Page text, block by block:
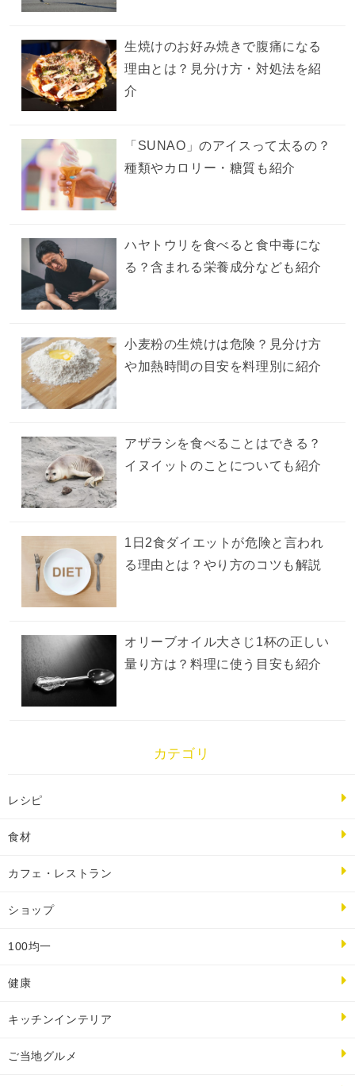
生焼けのお好み焼きで腹痛になる
理由とは？見分け方・対処法を紹
介
「SUNAO」のアイスって太るの？
種類やカロリー・糖質も紹介
ハヤトウリを食べると食中毒にな
る？含まれる栄養成分なども紹介
小麦粉の生焼けは危険？見分け方
や加熱時間の目安を料理別に紹介
アザラシを食べることはできる？
イヌイットのことについても紹介
1日2食ダイエットが危険と言われ
る理由とは？やり方のコツも解説
オリーブオイル大さじ1杯の正しい
量り方は？料理に使う目安も紹介
カテゴリ
レシピ
食材
カフェ・レストラン
ショップ
100均一
健康
キッチンインテリア
ご当地グルメ